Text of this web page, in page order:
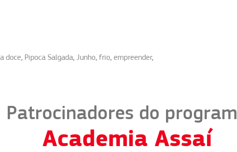
doce, Pipoca Salgada, Junho, frio, empreender,
Patrocinadores do
Academia Assaí